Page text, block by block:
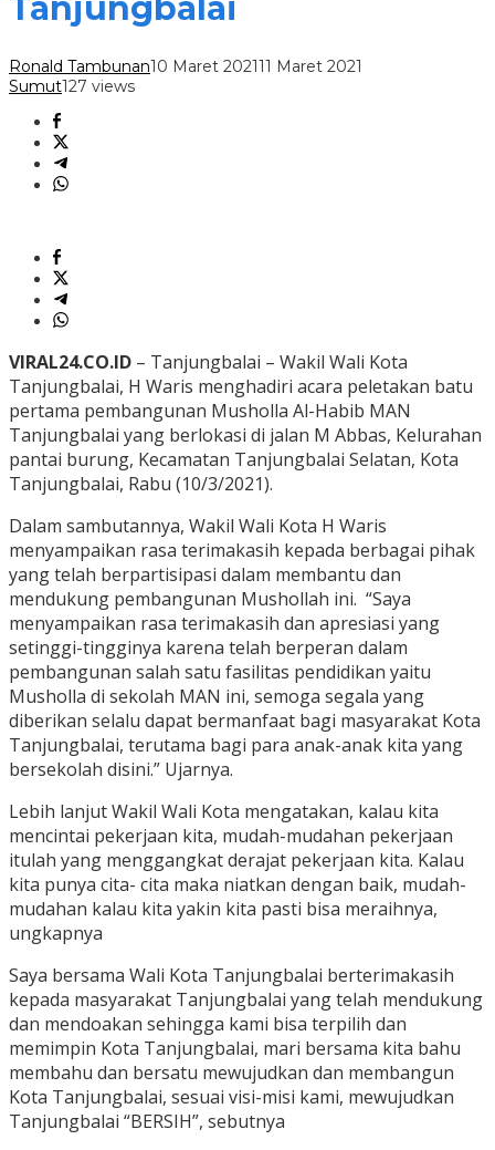
Tanjungbalai
Ronald Tambunan10 Maret 202111 Maret 2021
Sumut127 views
VIRAL24.CO.ID – Tanjungbalai – Wakil Wali Kota
Tanjungbalai, H Waris menghadiri acara peletakan batu
pertama pembangunan Musholla Al-Habib MAN
Tanjungbalai yang berlokasi di jalan M Abbas, Kelurahan
pantai burung, Kecamatan Tanjungbalai Selatan, Kota
Tanjungbalai, Rabu (10/3/2021).
Dalam sambutannya, Wakil Wali Kota H Waris
menyampaikan rasa terimakasih kepada berbagai pihak
yang telah berpartisipasi dalam membantu dan
mendukung pembangunan Mushollah ini. “Saya
menyampaikan rasa terimakasih dan apresiasi yang
setinggi-tingginya karena telah berperan dalam
pembangunan salah satu fasilitas pendidikan yaitu
Musholla di sekolah MAN ini, semoga segala yang
diberikan selalu dapat bermanfaat bagi masyarakat Kota
Tanjungbalai, terutama bagi para anak-anak kita yang
bersekolah disini.” Ujarnya.
Lebih lanjut Wakil Wali Kota mengatakan, kalau kita
mencintai pekerjaan kita, mudah-mudahan pekerjaan
itulah yang menggangkat derajat pekerjaan kita. Kalau
kita punya cita- cita maka niatkan dengan baik, mudah-
mudahan kalau kita yakin kita pasti bisa meraihnya,
ungkapnya
Saya bersama Wali Kota Tanjungbalai berterimakasih
kepada masyarakat Tanjungbalai yang telah mendukung
dan mendoakan sehingga kami bisa terpilih dan
memimpin Kota Tanjungbalai, mari bersama kita bahu
membahu dan bersatu mewujudkan dan membangun
Kota Tanjungbalai, sesuai visi-misi kami, mewujudkan
Tanjungbalai “BERSIH”, sebutnya